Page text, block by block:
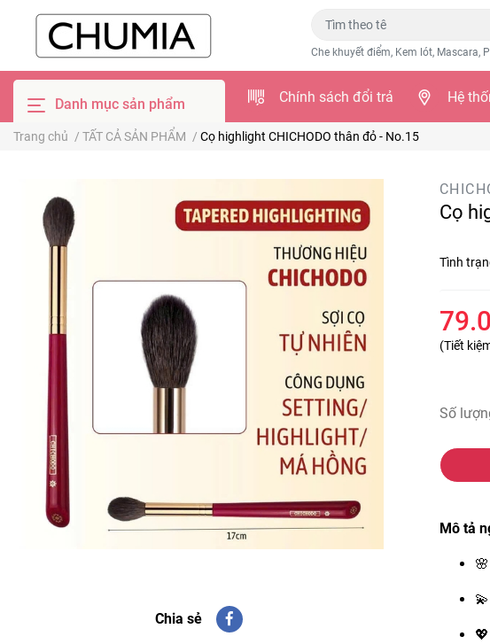
Che khuyết điểm, Kem lót, Mascara,
Danh mục sản phẩm Chính sách đổi trả Hệ
Trang chủ / TẤT CẢ SẢN PHẨM / Cọ highlight CHICHODO thân đỏ - No.15
Chia sẻ
Cọ
Tình
(Tiết
Số
Mô tả